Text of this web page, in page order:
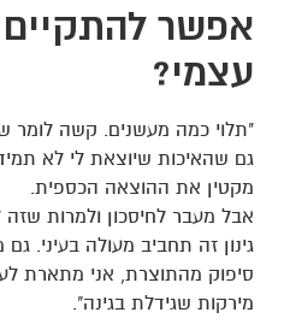
אפשר להתקיים
עצמי?
"תלוי כמה מעשנים. קשה לומר
גם שהאיכות שיוצאת לי לא
מקטין את ההוצאה הכספית.
אבל מעבר לחיסכון ולמרות שזה
גינון זה תחביב מעולה בעיני.
סיפוק מהתוצרת, אני מתארת
מירקות שגידלת בגינה".